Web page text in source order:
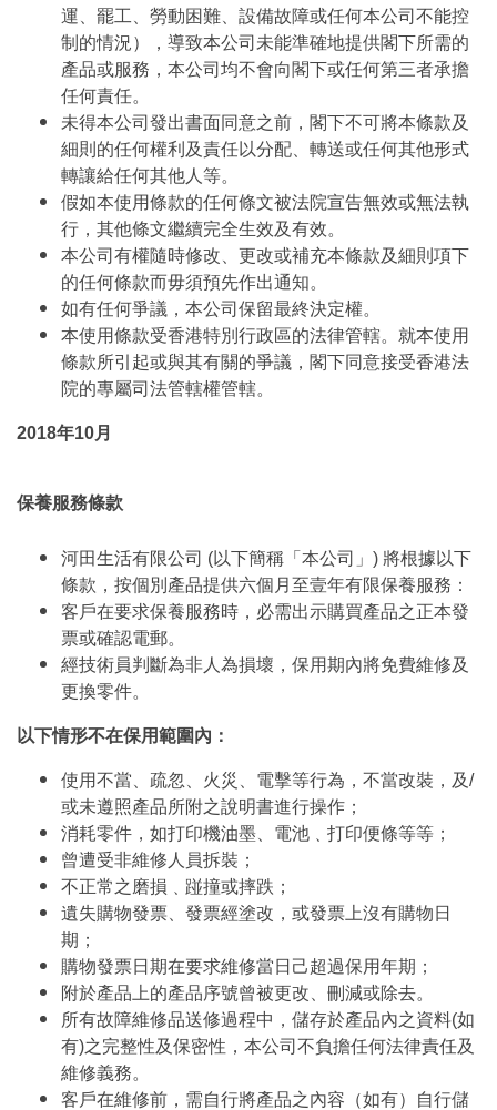
運、罷工、勞動困難、設備故障或任何本公司不能控
制的情況），導致本公司未能準確地提供閣下所需的
產品或服務，本公司均不會向閣下或任何第三者承擔
任何責任。
未得本公司發出書面同意之前，閣下不可將本條款及
細則的任何權利及責任以分配、轉送或任何其他形式
轉讓給任何其他人等。
假如本使用條款的任何條文被法院宣告無效或無法執
行，其他條文繼續完全生效及有效。
本公司有權隨時修改、更改或補充本條款及細則項下
的任何條款而毋須預先作出通知。
如有任何爭議，本公司保留最終決定權。
本使用條款受香港特別行政區的法律管轄。就本使用
條款所引起或與其有關的爭議，閣下同意接受香港法
院的專屬司法管轄權管轄。
2018年10月
保養服務條款
河田生活有限公司 (以下簡稱「本公司」) 將根據以下
條款，按個別產品提供六個月至壹年有限保養服務：
客戶在要求保養服務時，必需出示購買產品之正本發
票或確認電郵。
經技術員判斷為非人為損壞，保用期內將免費維修及
更換零件。
以下情形不在保用範圍內：
使用不當、疏忽、火災、電擊等行為，不當改裝，及/
或未遵照產品所附之說明書進行操作；
消耗零件，如打印機油墨、電池﹑打印便條等等；
曾遭受非維修人員拆裝；
不正常之磨損﹑踫撞或摔跌；
遺失購物發票、發票經塗改，或發票上沒有購物日
期；
購物發票日期在要求維修當日己超過保用年期；
附於產品上的產品序號曾被更改、刪減或除去。
所有故障維修品送修過程中，儲存於產品內之資料(如
有)之完整性及保密性，本公司不負擔任何法律責任及
維修義務。
客戶在維修前，需自行將產品之內容（如有）自行儲